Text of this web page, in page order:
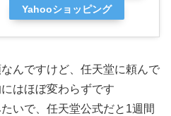
Yahooショッピング
んですけど、任天堂に頼んで
はほぼ変わらずです
いで、任天堂公式だと1週間